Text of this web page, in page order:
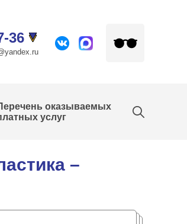
36
оказываемых
услуг
–